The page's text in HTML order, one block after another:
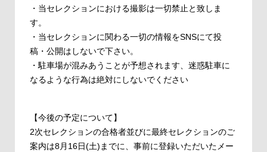
・当セレクションにおける撮影は一切禁止と致しま
す。
・当セレクションに関わる一切の情報をSNSにて投
稿・公開はしないで下さい。
・駐⾞場が混みあうことが予想されます、迷惑駐⾞に
なるような⾏為は絶対にしないでください
【今後の予定について】
2次セレクションの合格者並びに最終セレクションのご
案内は8月16日(土)までに、事前に登録いただいたメー